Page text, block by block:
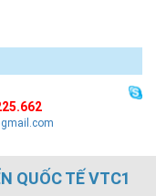
QUỐC TẾ VTC1